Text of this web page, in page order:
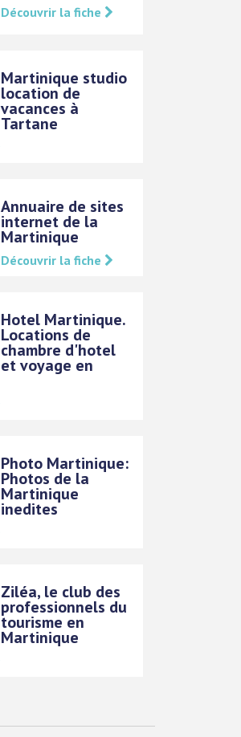
Découvrir la fiche
Martinique studio
location de
vacances à
Tartane
Annuaire de sites
internet de la
Martinique
Découvrir la fiche
Hotel Martinique.
Locations de
chambre d'hotel
et voyage en
Photo Martinique:
Photos de la
Martinique
inedites
Ziléa, le club des
professionnels du
tourisme en
Martinique